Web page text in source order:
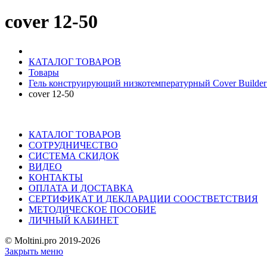
cover 12-50
КАТАЛОГ ТОВАРОВ
Товары
Гель конструирующий низкотемпературный Cover
cover 12-50
КАТАЛОГ ТОВАРОВ
СОТРУДНИЧЕСТВО
СИСТЕМА СКИДОК
ВИДЕО
КОНТАКТЫ
ОПЛАТА И ДОСТАВКА
СЕРТИФИКАТ И ДЕКЛАРАЦИИ СООСТВЕТСТВИЯ
МЕТОДИЧЕСКОЕ ПОСОБИЕ
ЛИЧНЫЙ КАБИНЕТ
© Moltini.pro 2019-2026
Закрыть меню